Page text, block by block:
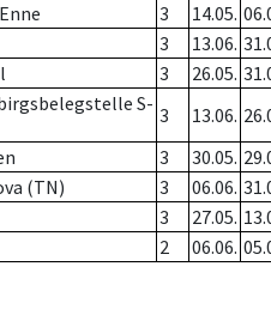
3 14.05.
3 13.06.
3 26.05.
S- 3 13.06.
3 30.05.
(TN) 3 06.06.
3 27.05.
2 06.06.